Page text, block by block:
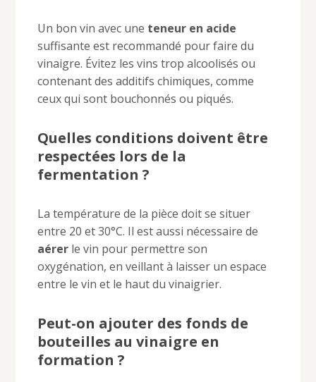
Un bon vin avec une teneur en acide
suffisante est recommandé pour faire du
vinaigre. Évitez les vins trop alcoolisés ou
contenant des additifs chimiques, comme
ceux qui sont bouchonnés ou piqués.
Quelles conditions doivent être
respectées lors de la
fermentation ?
La température de la pièce doit se situer
entre 20 et 30°C. Il est aussi nécessaire de
aérerle vin pour permettre son
oxygénation, en veillant à laisser un espace
entre le vin et le haut du vinaigrier.
Peut-on ajouter des fonds de
bouteilles au vinaigre en
formation ?